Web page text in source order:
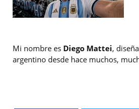
Mi nombre es Diego Mattei,
argentino desde hace muchos,